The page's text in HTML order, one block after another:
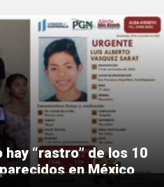
hay “rastro” de los 10
en México